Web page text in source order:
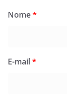
Nome*
E-mail*